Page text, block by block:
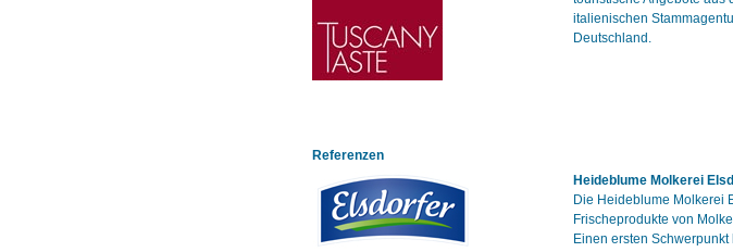
italienischen
Deutschland.
Referenzen
Heideblume Molkerei
Die Heideblume Molkerei
Frischeprodukte von
Einen ersten